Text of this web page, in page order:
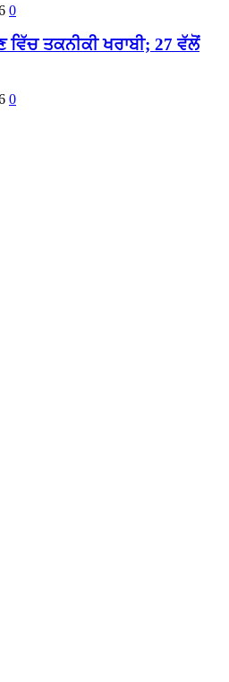
0
ਵਿੱਚ ਤਕਨੀਕੀ ਖਰਾਬੀ; 27 ਵੱਲੋਂ
0